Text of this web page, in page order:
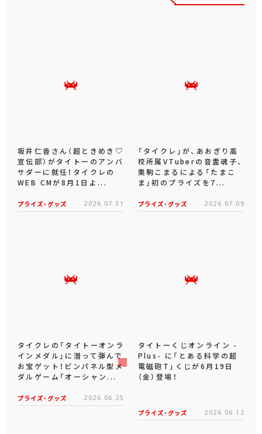
坂井仁香さん（超ときめき♡
宣伝部）がタイトーのアンバ
サダーに就任！タイクレの
WEB CMが8月1日よ...
プライズ・グッズ 2026.07.31
「タイクレ」が、あおぎり高
校所属VTuberの音霊魂子、
栗駒こまるによる「たまこ
ま」初のプライズを7...
プライズ・グッズ 2026.07.09
タイクレの「タイトーオンラ
インメダル」に潜って弾んで
お宝ゲット！ピンパネル型メ
ダルゲーム「オーシャン...
プライズ・グッズ 2026.06.25
タイトーくじオンライン -
Plus- に「とある科学の超
電磁砲T」くじが6月19日
（金）登場！
プライズ・グッズ 2026.06.12